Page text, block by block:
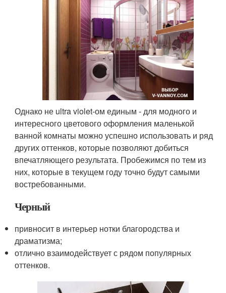
Однако не ultra violet-ом единым - для модного и
интересного цветового оформления маленькой
ванной комнаты можно успешно использовать и ряд
других оттенков, которые позволяют добиться
впечатляющего результата. Пробежимся по тем из
них, которые в текущем году точно будут самыми
востребованными.
Черный
привносит в интерьер нотки благородства и
драматизма;
отлично взаимодействует с рядом популярных
оттенков.